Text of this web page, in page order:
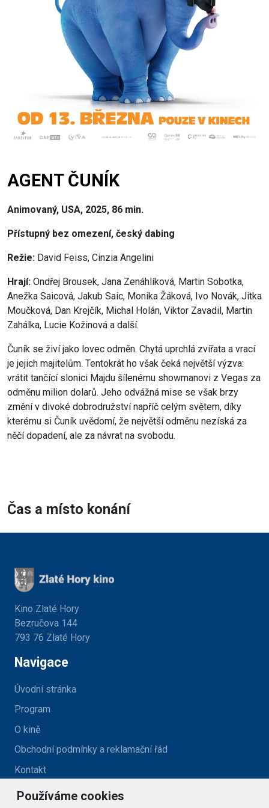
AGENT ČUNÍK
Animovaný, USA, 2025, 86 min.
Přístupný bez omezení, český dabing
Režie: David Feiss, Cinzia Angelini
Hrají: Ondřej Brousek, Jana Zenáhlíková, Martin Sobotka,
Anežka Saicová, Jakub Saic, Monika Žáková, Ivo Novák, Jitka
Moučková, Dan Krejčík, Michal Holán, Viktor Zavadil, Martin
Zahálka, Lucie Kožinová a další.
Čuník se živí jako lovec odměn. Chytá uprchlá zvířata a vrací
je jejich majitelům. Tentokrát ho však čeká největší výzva:
vrátit tančící slonici Majdu šílenému showmanovi z Vegas za
odměnu milion dolarů. Jeho odvážná mise se však brzy
změní v divoké dobrodružství napříč celým světem, díky
kterému si Čuník uvědomí, že největší odměnu nezíská za
něčí dopadení, ale za návrat na svobodu.
Čas a místo konání
Používáme cookies
Kino Zlaté Hory
Bezručova 144
793 76 Zlaté Hory
Navigace
Úvodní stránka
Program
O kině
Obchodní podmínky a reklamační řád
Kontakt
Kontakt